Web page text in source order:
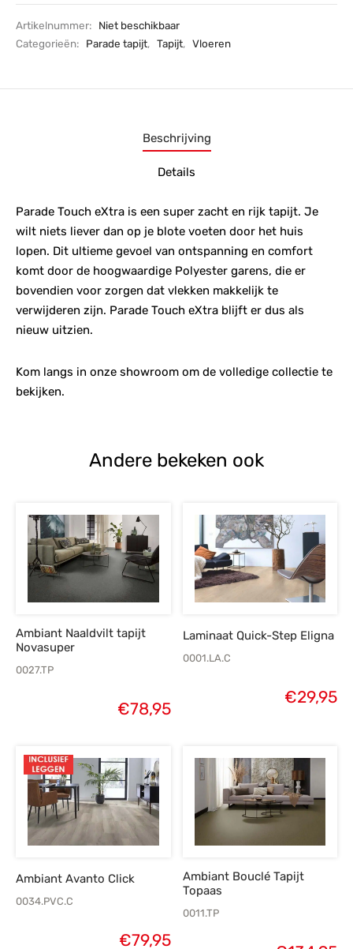
Artikelnummer:
Niet beschikbaar
Categorieën:
Parade tapijt, Tapijt, Vloeren
Beschrijving
Details
Parade Touch eXtra is een super zacht en rijk tapijt. Je
wilt niets liever dan op je blote voeten door het huis
lopen. Dit ultieme gevoel van ontspanning en comfort
komt door de hoogwaardige Polyester garens, die er
bovendien voor zorgen dat vlekken makkelijk te
verwijderen zijn. Parade Touch eXtra blijft er dus als
nieuw uitzien.
Kom langs in onze showroom om de volledige collectie te
bekijken.
Andere bekeken ook
Ambiant Naaldvilt tapijt
Novasuper
0027.TP
€78,95
Laminaat Quick-Step Eligna
0001.LA.C
€29,95
Ambiant Avanto Click
0034.PVC.C
€79,95
Ambiant Bouclé Tapijt
Topaas
0011.TP